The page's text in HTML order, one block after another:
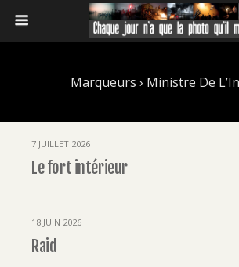
Marqueurs › Ministre De
7 JUILLET 2026
Le fort intérieur
18 JUIN 2026
Raid